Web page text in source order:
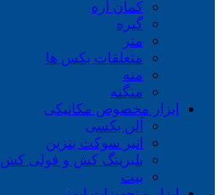
کمان اره
گیره
متر
متعلقات بکس ها
مته
منگنه
ابزار مخصوص مکانیکی
آلن بکسی
انبر سوکت بنزین
بلبرینگ کش و فولی کش
بیت